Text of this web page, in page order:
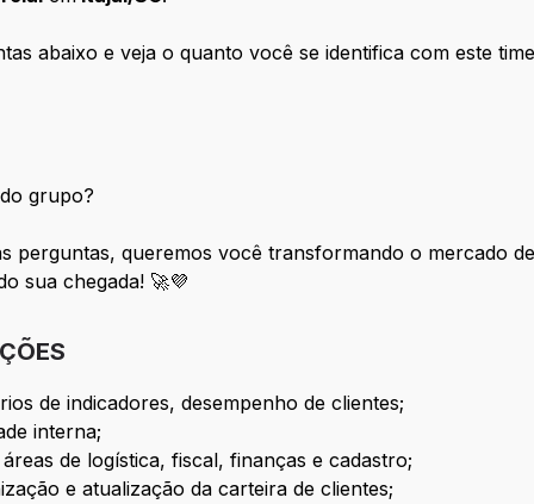
abaixo e veja o quanto você se identifica com este
grupo?
perguntas, queremos você transformando o mercado
sua chegada! 🚀💜
de indicadores, desempenho de clientes;
interna;
de logística, fiscal, finanças e cadastro;
e atualização da carteira de clientes;